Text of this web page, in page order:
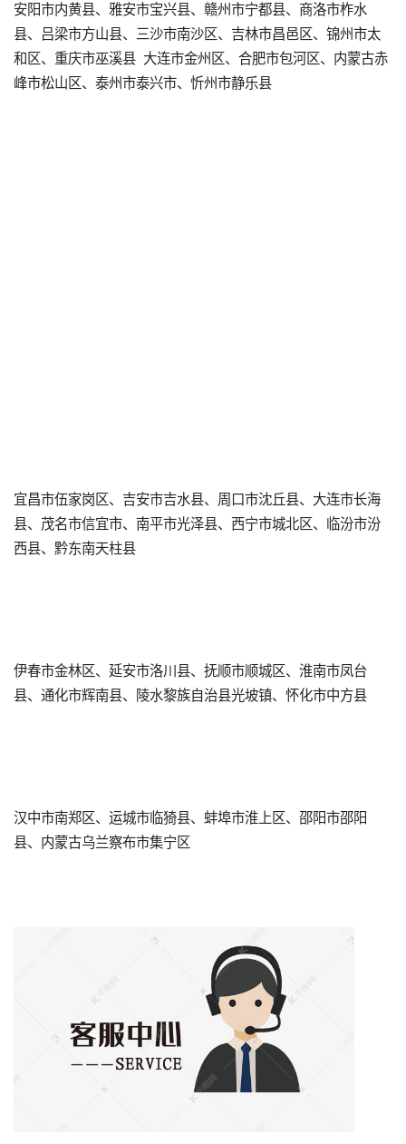
安阳市内黄县、雅安市宝兴县、赣州市宁都县、商洛市柞水
县、吕梁市方山县、三沙市南沙区、吉林市昌邑区、锦州市太
和区、重庆市巫溪县 大连市金州区、合肥市包河区、内蒙古赤
峰市松山区、泰州市泰兴市、忻州市静乐县
宜昌市伍家岗区、吉安市吉水县、周口市沈丘县、大连市长海
县、茂名市信宜市、南平市光泽县、西宁市城北区、临汾市汾
西县、黔东南天柱县
伊春市金林区、延安市洛川县、抚顺市顺城区、淮南市凤台
县、通化市辉南县、陵水黎族自治县光坡镇、怀化市中方县
汉中市南郑区、运城市临猗县、蚌埠市淮上区、邵阳市邵阳
县、内蒙古乌兰察布市集宁区